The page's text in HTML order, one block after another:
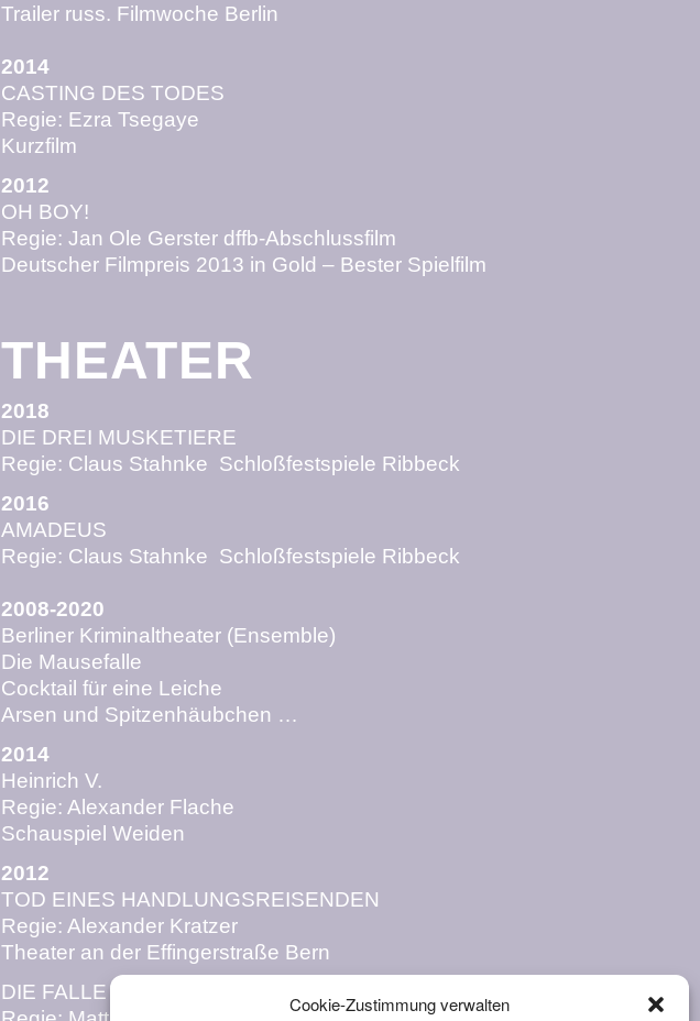
Cookie-Zustimmung verwalten
Trailer russ. Filmwoche Berlin
2014
CASTING DES TODES
Regie: Ezra Tsegaye
Kurzfilm
2012
OH BOY!
Regie: Jan Ole Gerster dffb-Abschlussfilm
Deutscher Filmpreis 2013 in Gold – Bester Spielfilm
THEATER
2018
DIE DREI MUSKETIERE
Regie: Claus Stahnke Schloßfestspiele Ribbeck
2016
AMADEUS
Regie: Claus Stahnke Schloßfestspiele Ribbeck
2008-2020
Berliner Kriminaltheater (Ensemble)
Die Mausefalle
Cocktail für eine Leiche
Arsen und Spitzenhäubchen …
2014
Heinrich V.
Regie: Alexander Flache
Schauspiel Weiden
2012
TOD EINES HANDLUNGSREISENDEN
Regie: Alexander Kratzer
Theater an der Effingerstraße Bern
DIE FALLE